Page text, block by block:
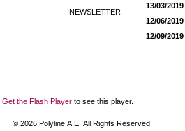
NEWSLETTER
13/03/2019
12/06/2019
12/09/2019
Get the Flash Player to see this player.
© 2026 Polyline Α.Ε. All Rights Reserved